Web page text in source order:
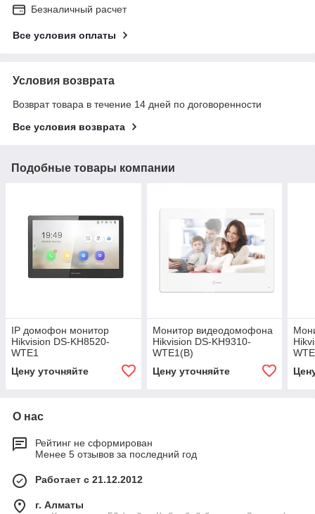
Безналичный расчет
Все условия оплаты
Условия возврата
Возврат товара в течение 14 дней по договоренности
Все условия возврата
Подобные товары компании
IP домофон монитор
Hikvision DS-KH8520-
WTE1
Цену уточняйте
Монитор видеодомофона
Hikvision DS-KH9310-
WTE1(B)
Цену уточняйте
О нас
Рейтинг не сформирован
Менее 5 отзывов за последний год
Работает с 21.12.2012
г. Алматы